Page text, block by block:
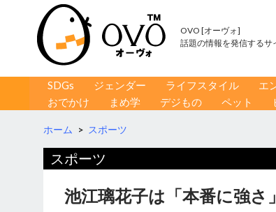
OVO [オーヴォ]
話題の情報を発信するサ
コンテンツへ移動
SDGs ジェンダー ライフスタイル エ
おでかけ
まめ学 デジもの ペット
ホーム > スポーツ
スポーツ
池江璃花子は「本番に強さ